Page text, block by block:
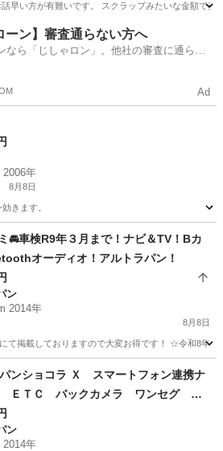
早い方が有難いです。 スクラップみたいな金額で
アルト
ーン】審査通らない方へ
なら「じしゃロン」。他社の審査に通らな
Ad
2006年
8月8日
きます。
ワゴンＲ
🚘車検R9年３月まで！ナビ＆TV！Bカ
オーディオ！アルトラパン！
ン
2014年
8月8日
て掲載しておりますので大変お得です！ ☆令和8年
アルトラパン
ンショコラ Ｘ スマートフォン連携ナ
ＥＴＣ バックカメラ ワンセグ 盗
スマートキー ｉストップ プッシ
ン
2014年